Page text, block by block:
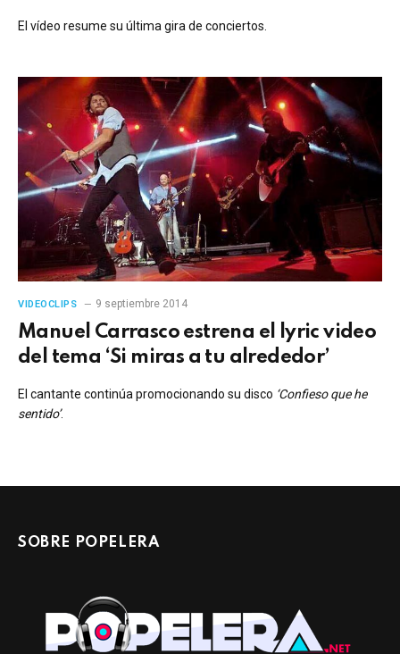
El vídeo resume su última gira de conciertos.
VIDEOCLIPS 9 septiembre 2014
Manuel Carrasco estrena el lyric video
del tema ‘Si miras a tu alrededor’
El cantante continúa promocionando su disco ‘Confieso que he
sentido’.
SOBRE POPELERA